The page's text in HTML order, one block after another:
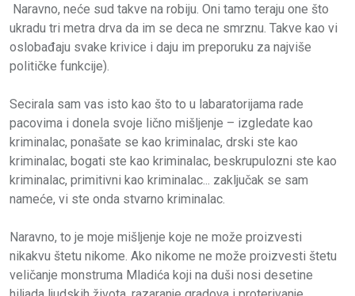
Naravno, neće sud takve na robiju. Oni tamo teraju one što
ukradu tri metra drva da im se deca ne smrznu. Takve kao vi
oslobađaju svake krivice i daju im preporuku za najviše
političke funkcije).
Secirala sam vas isto kao što to u labaratorijama rade
pacovima i donela svoje lično mišljenje – izgledate kao
kriminalac, ponašate se kao kriminalac, drski ste kao
kriminalac, bogati ste kao kriminalac, beskrupulozni ste kao
kriminalac, primitivni kao kriminalac... zaključak se sam
nameće, vi ste onda stvarno kriminalac.
Naravno, to je moje mišljenje koje ne može proizvesti
nikakvu štetu nikome. Ako nikome ne može proizvesti štetu
veličanje monstruma Mladića koji na duši nosi desetine